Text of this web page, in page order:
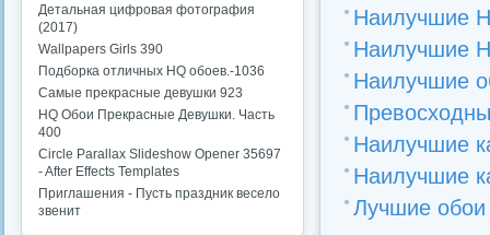
Наилучшие
Наилучшие
Наилучшие
Наилучшие
Наилучшие
Лучшие обои
Детальная цифровая фотография
(2017)
Wallpapers Girls 390
Подборка отличных HQ обоев.-1036
Самые прекрасные девушки 923
HQ Обои Прекрасные Девушки. Часть
400
Circle Parallax Slideshow Opener 35697
- After Effects Templates
Приглашения - Пусть праздник весело
звенит